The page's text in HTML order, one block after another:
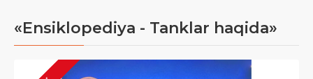
«Ensiklopediya - Tanklar haqida»